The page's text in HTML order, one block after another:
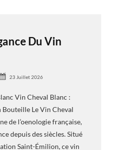
Du Vin
23 Juillet 2026
Vin Cheval Blanc :
Bouteille Le Vin Cheval
de l’oenologie française,
depuis des siècles. Situé
Saint-Émilion, ce vin